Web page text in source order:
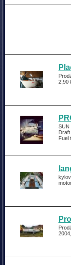
2,90
SUN
Fuel